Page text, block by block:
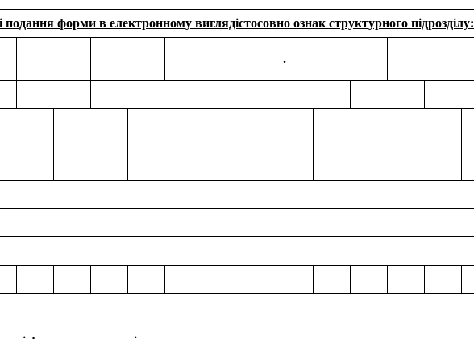
подання форми в електронному виглядістосовно ознак структурного підрозділу:
.